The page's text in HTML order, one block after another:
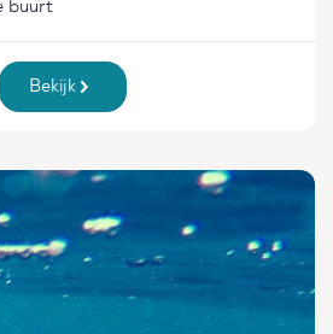
buurt
Bekijk